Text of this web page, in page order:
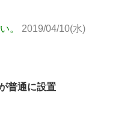
。
2019/04/10(水)
普通に設置